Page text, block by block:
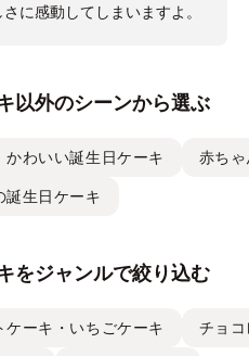
に感動してしまいますよ。
以外のシーンから選ぶ
かわいい誕生日ケーキ 赤ち
誕生日ケーキ
をジャンルで絞り込む
ケーキ・いちごケーキ チョ